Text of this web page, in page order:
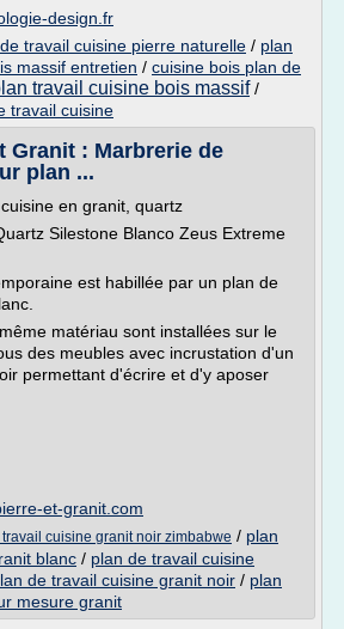
design.fr
travail cuisine pierre naturelle / plan
massif entretien / cuisine bois plan de
travail cuisine bois massif/
travail cuisine
Granit : Marbrerie de
plan ...
en granit, quartz
Silestone Blanco Zeus Extreme
est habillée par un plan de
matériau sont installées sur le
des meubles avec incrustation d'un
permettant d'écrire et d'y aposer
et-granit.com
cuisine granit noir zimbabwe / plan
blanc / plan de travail cuisine
de travail cuisine granit noir / plan
mesure granit